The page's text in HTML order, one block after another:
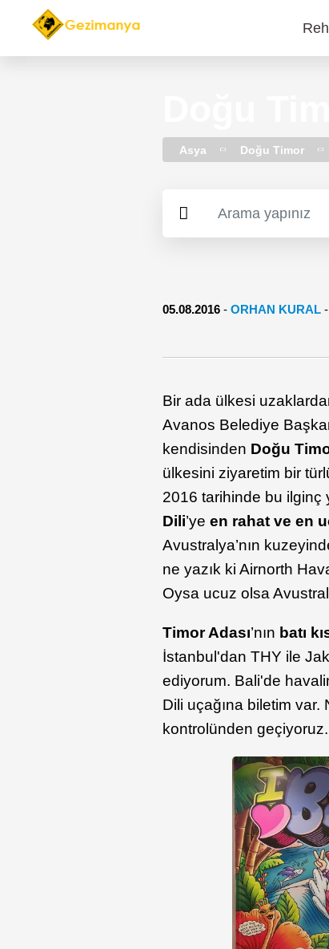
Asya Doğu Timor
05.08.2016 -ORHAN KURAL
Bir ada ülkesi
Avanos Belediye
kendisinden Doğu
ülkesini ziyaretim bir
2016 tarihinde bu ilginç
Dili’yeen rahat ve en
Avustralya’nın
ne yazık ki Airnorth
Oysa ucuz olsa
Timor Adası’nın batı
İstanbul'dan THY ile
ediyorum. Bali'de
Dili uçağına biletim
kontrolünden